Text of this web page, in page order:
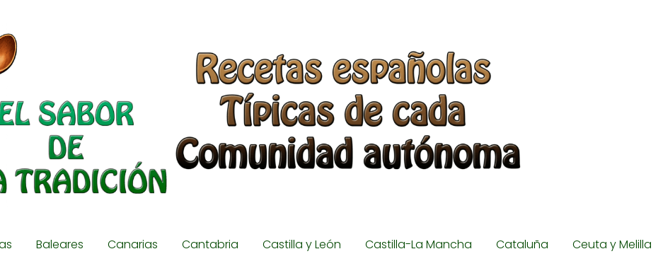
Baleares Canarias Cantabria Castilla y León Castilla-La Mancha Cataluña Ceuta y Melilla